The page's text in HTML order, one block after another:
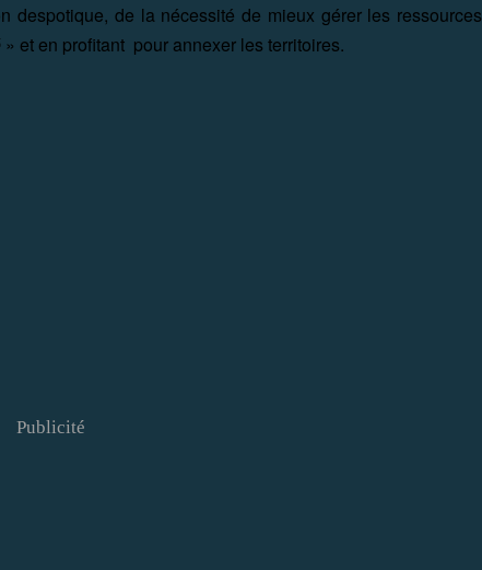
despotique, de la nécessité de mieux gérer les ressources
» et en profitant pour annexer les territoires.
Publicité